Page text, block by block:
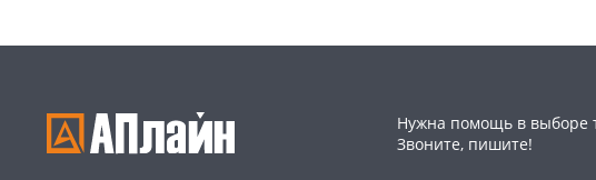
Нужна помощь в выборе
Звоните, пишите!